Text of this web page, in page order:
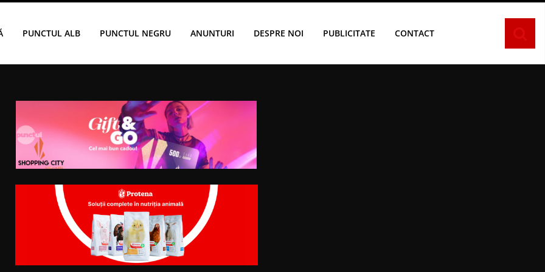
PUNCTUL ALB PUNCTUL NEGRU ANUNTURI DESPRE NOI PUBLICITATE CONTACT